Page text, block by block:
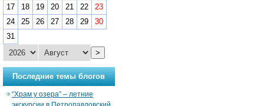
17
18 19 20 21 22
23
24
25 26 27 28 29
30
31
>
Последние темы блогов
“Храм у озера” – летние